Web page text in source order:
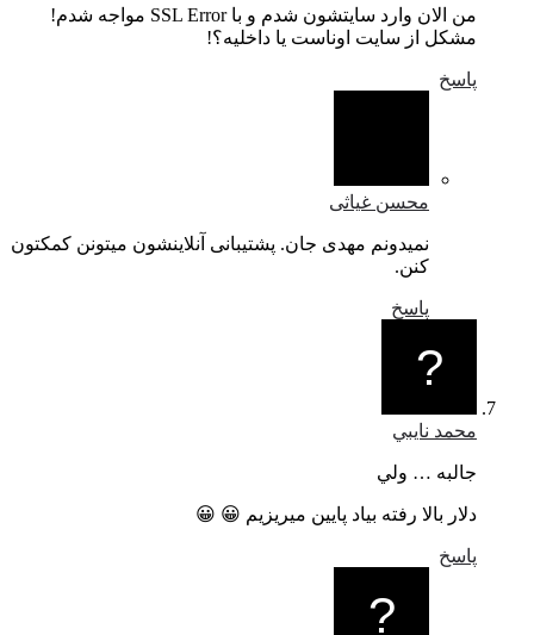
من الان وارد سایتشون شدم و با SSL Error مواجه شدم!
مشکل از سایت اوناست یا داخلیه؟!
محسن غیاثی
نمیدونم مهدی جان. پشتیبانی آنلاینشون میتونن کمکتون
محمد نايبي
جالبه … ولي
دلار بالا رفته بياد پايين ميريزيم 😀 😀